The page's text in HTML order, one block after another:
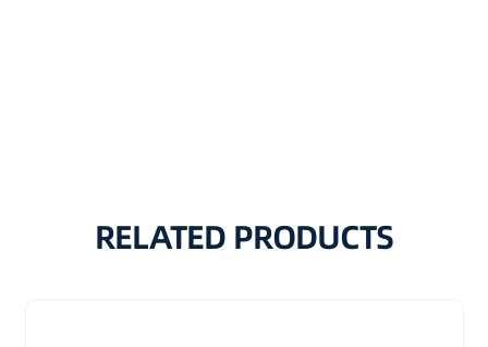
RELATED PRODUCTS